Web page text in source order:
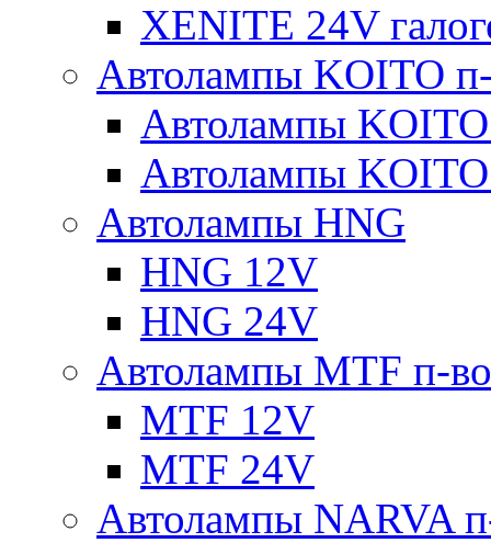
XENITE 24V
Автолампы KOITO
Автолампы
Автолампы
Автолампы HNG
HNG 12V
HNG 24V
Автолампы MTF п-
MTF 12V
MTF 24V
Автолампы NARVA